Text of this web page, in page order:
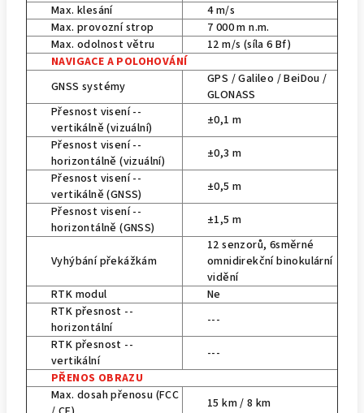
Max. klesání
4 m/s
Max. provozní strop
7 000 m n.m.
Max. odolnost větru
12 m/s (síla 6 Bf)
NAVIGACE A POLOHOVÁNÍ
GNSS systémy
GPS / Galileo / BeiDou /
GLONASS
Přesnost visení --
vertikálně (vizuální)
±0,1 m
Přesnost visení --
horizontálně (vizuální)
±0,3 m
Přesnost visení --
vertikálně (GNSS)
±0,5 m
Přesnost visení --
horizontálně (GNSS)
±1,5 m
Vyhýbání překážkám
12 senzorů, 6směrné
omnidirekční binokulární
vidění
RTK modul
Ne
RTK přesnost --
horizontální
---
RTK přesnost --
vertikální
---
PŘENOS OBRAZU
Max. dosah přenosu (FCC
15 km / 8 km